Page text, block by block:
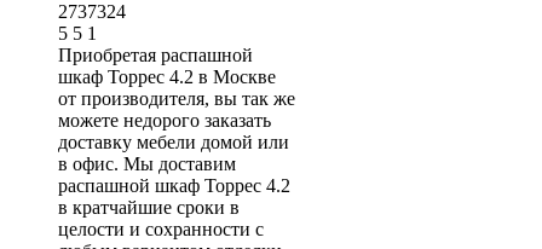
2737324
5 5 1
Приобретая распашной
шкаф Торрес 4.2 в Москве
от производителя, вы так же
можете недорого заказать
доставку мебели домой или
в офис. Мы доставим
распашной шкаф Торрес 4.2
в кратчайшие сроки в
целости и сохранности с